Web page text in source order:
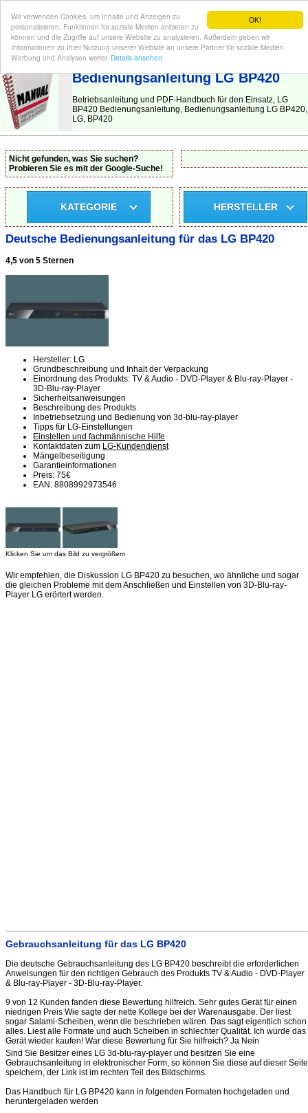
OK!
Wir verwenden Cookies, um Inhalte und Anzeigen zu
personalisieren, Funktionen für soziale Medien anbieten zu
können und die Zugriffe auf unsere Website zu analysieren. Außerdem geben wir
Informationen zu Ihrer Nutzung unserer Website an unsere Partner für soziale Medien,
Werbung und Analysen weiter. Details ansehen
BEDIENUNGSANLEITUNG| Hier finden Sie die deutsche Anleitung!
Bedienungsanleitung LG BP420
Betriebsanleitung und PDF-Handbuch für den Einsatz, LG
BP420 Bedienungsanleitung, Bedienungsanleitung LG BP420,
LG, BP420
Nicht gefunden, was Sie suchen?
Probieren Sie es mit der Google-Suche!
KATEGORIE HERSTELLER
Deutsche Bedienungsanleitung für das LG BP420
4,5 von 5 Sternen
Hersteller: LG
Grundbeschreibung und Inhalt der Verpackung
Einordnung des Produkts: TV & Audio - DVD-Player & Blu-ray-Player -
3D-Blu-ray-Player
Sicherheitsanweisungen
Beschreibung des Produkts
Inbetriebsetzung und Bedienung von 3d-blu-ray-player
Tipps für LG-Einstellungen
Einstellen und fachmännische Hilfe
Kontaktdaten zum LG-Kundendienst
Mängelbeseitigung
Garantieinformationen
Preis: 75€
EAN: 8808992973546
Klicken Sie um das Bild zu vergrößern
Wir empfehlen, die Diskussion LG BP420 zu besuchen, wo ähnliche und sogar
die gleichen Probleme mit dem Anschließen und Einstellen von 3D-Blu-ray-
Player LG erörtert werden.
Gebrauchsanleitung für das LG BP420
Die deutsche Gebrauchsanleitung des LG BP420 beschreibt die erforderlichen
Anweisungen für den richtigen Gebrauch des Produkts TV & Audio - DVD-Player
& Blu-ray-Player - 3D-Blu-ray-Player.
9 von 12 Kunden fanden diese Bewertung hilfreich. Sehr gutes Gerät für einen
niedrigen Preis Wie sagte der nette Kollege bei der Warenausgabe. Der liest
sogar Salami-Scheiben, wenn die beschrieben wären. Das sagt eigentlich schon
alles. Liest alle Formate und auch Scheiben in schlechter Qualität. Ich würde das
Gerät wieder kaufen! War diese Bewertung für Sie hilfreich? Ja Nein
Sind Sie Besitzer eines LG 3d-blu-ray-player und besitzen Sie eine
Gebrauchsanleitung in elektronischer Form, so können Sie diese auf dieser Seite
speichern, der Link ist im rechten Teil des Bildschirms.
Das Handbuch für LG BP420 kann in folgenden Formaten hochgeladen und
heruntergeladen werden